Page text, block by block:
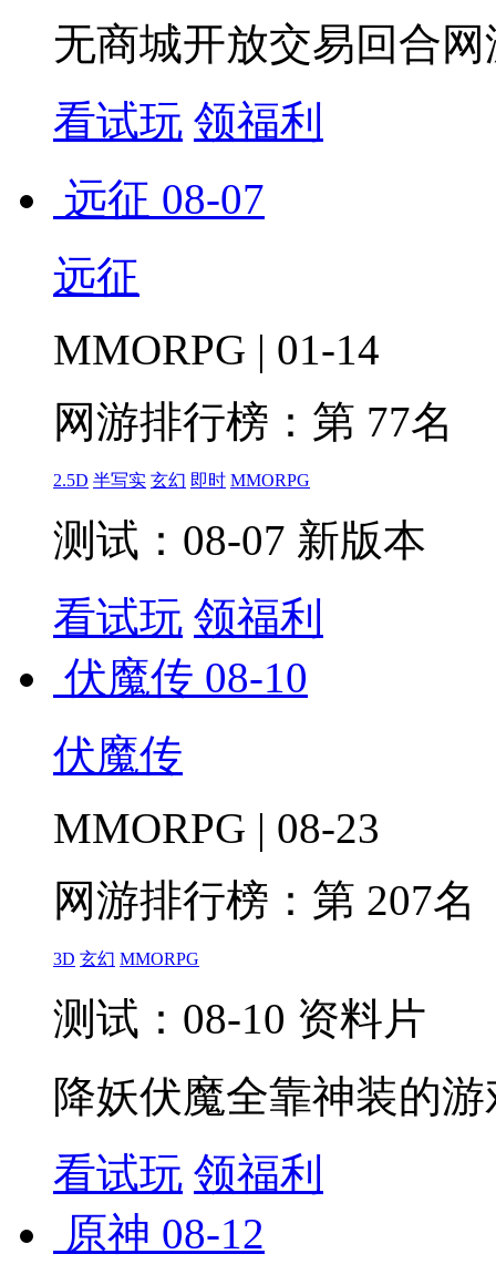
无商城开放交易回合网
看试玩 领福利
远征 08-07
远征
MMORPG | 01-14
网游排行榜： 第 77名
2.5D 半写实 玄幻 即时 MMORPG
测试：08-07 新版本
看试玩 领福利
伏魔传 08-10
伏魔传
MMORPG | 08-23
网游排行榜： 第 207名
3D 玄幻 MMORPG
测试：08-10 资料片
降妖伏魔全靠神装的游
看试玩 领福利
原神 08-12